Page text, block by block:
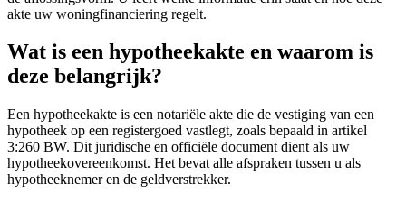
akte uw woningfinanciering regelt.
Wat is een hypotheekakte en waarom is
deze belangrijk?
Een hypotheekakte is een notariële akte die de vestiging van een
hypotheek op een registergoed vastlegt, zoals bepaald in artikel
3:260 BW. Dit juridische en officiële document dient als uw
hypotheekovereenkomst. Het bevat alle afspraken tussen u als
hypotheeknemer en de geldverstrekker.